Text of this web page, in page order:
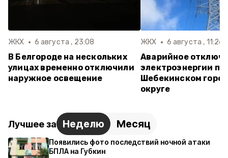
ЖКХ 6 августа , 23:08
В Белгороде на нескольких
улицах временно отключили
наружное освещение
ЖКХ 6 августа , 11:26
Аварийное
электроэнергии
Шебекинском
округе
Лучшее за Неделю Месяц
Появились фото последствий ночной атаки
БПЛА на Губкин